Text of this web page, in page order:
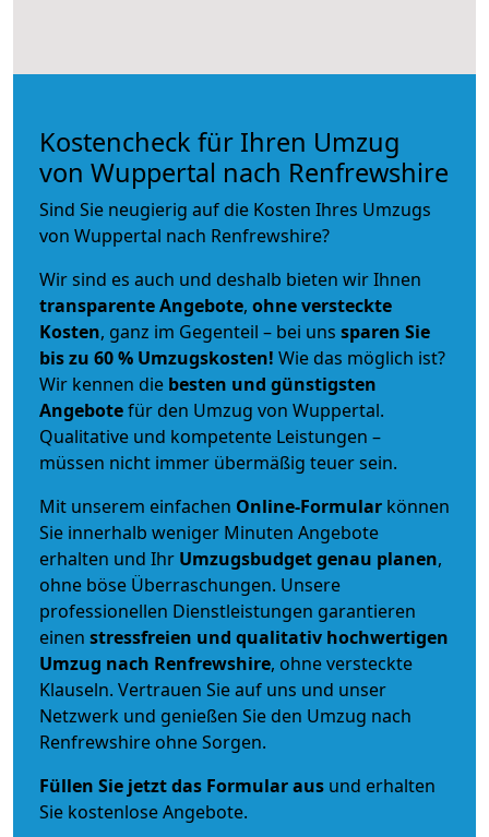
Kostencheck für Ihren Umzug
von Wuppertal nach Renfrewshire
Sind Sie neugierig auf die Kosten Ihres Umzugs
von Wuppertal nach Renfrewshire?
Wir sind es auch und deshalb bieten wir Ihnen
transparente Angebote, ohne versteckte
Kosten, ganz im Gegenteil – bei uns sparen Sie
bis zu 60 % Umzugskosten! Wie das möglich ist?
Wir kennen die besten und günstigsten
Angebotefür den Umzug von Wuppertal.
Qualitative und kompetente Leistungen –
müssen nicht immer übermäßig teuer sein.
Mit unserem einfachen Online-Formular können
Sie innerhalb weniger Minuten Angebote
erhalten und Ihr Umzugsbudgetgenau planen,
ohne böse Überraschungen. Unsere
professionellen Dienstleistungen garantieren
einen stressfreien und qualitativ hochwertigen
Umzug nach Renfrewshire, ohne versteckte
Klauseln. Vertrauen Sie auf uns und unser
Netzwerk und genießen Sie den Umzug nach
Renfrewshire ohne Sorgen.
Füllen Sie jetzt das Formular aus und erhalten
Sie kostenlose Angebote.